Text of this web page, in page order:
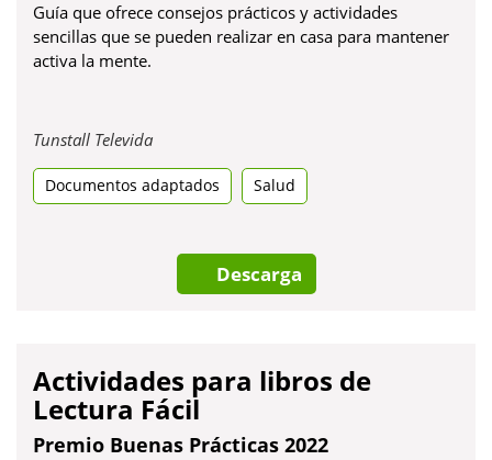
Guía que ofrece consejos prácticos y actividades
sencillas que se pueden realizar en casa para mantener
activa la mente.
Tunstall TelevidaObre
en
una
pestanya
Documentos adaptados Salud
Descarga
Actividades para libros de
Lectura Fácil
Premio Buenas Prácticas 2022